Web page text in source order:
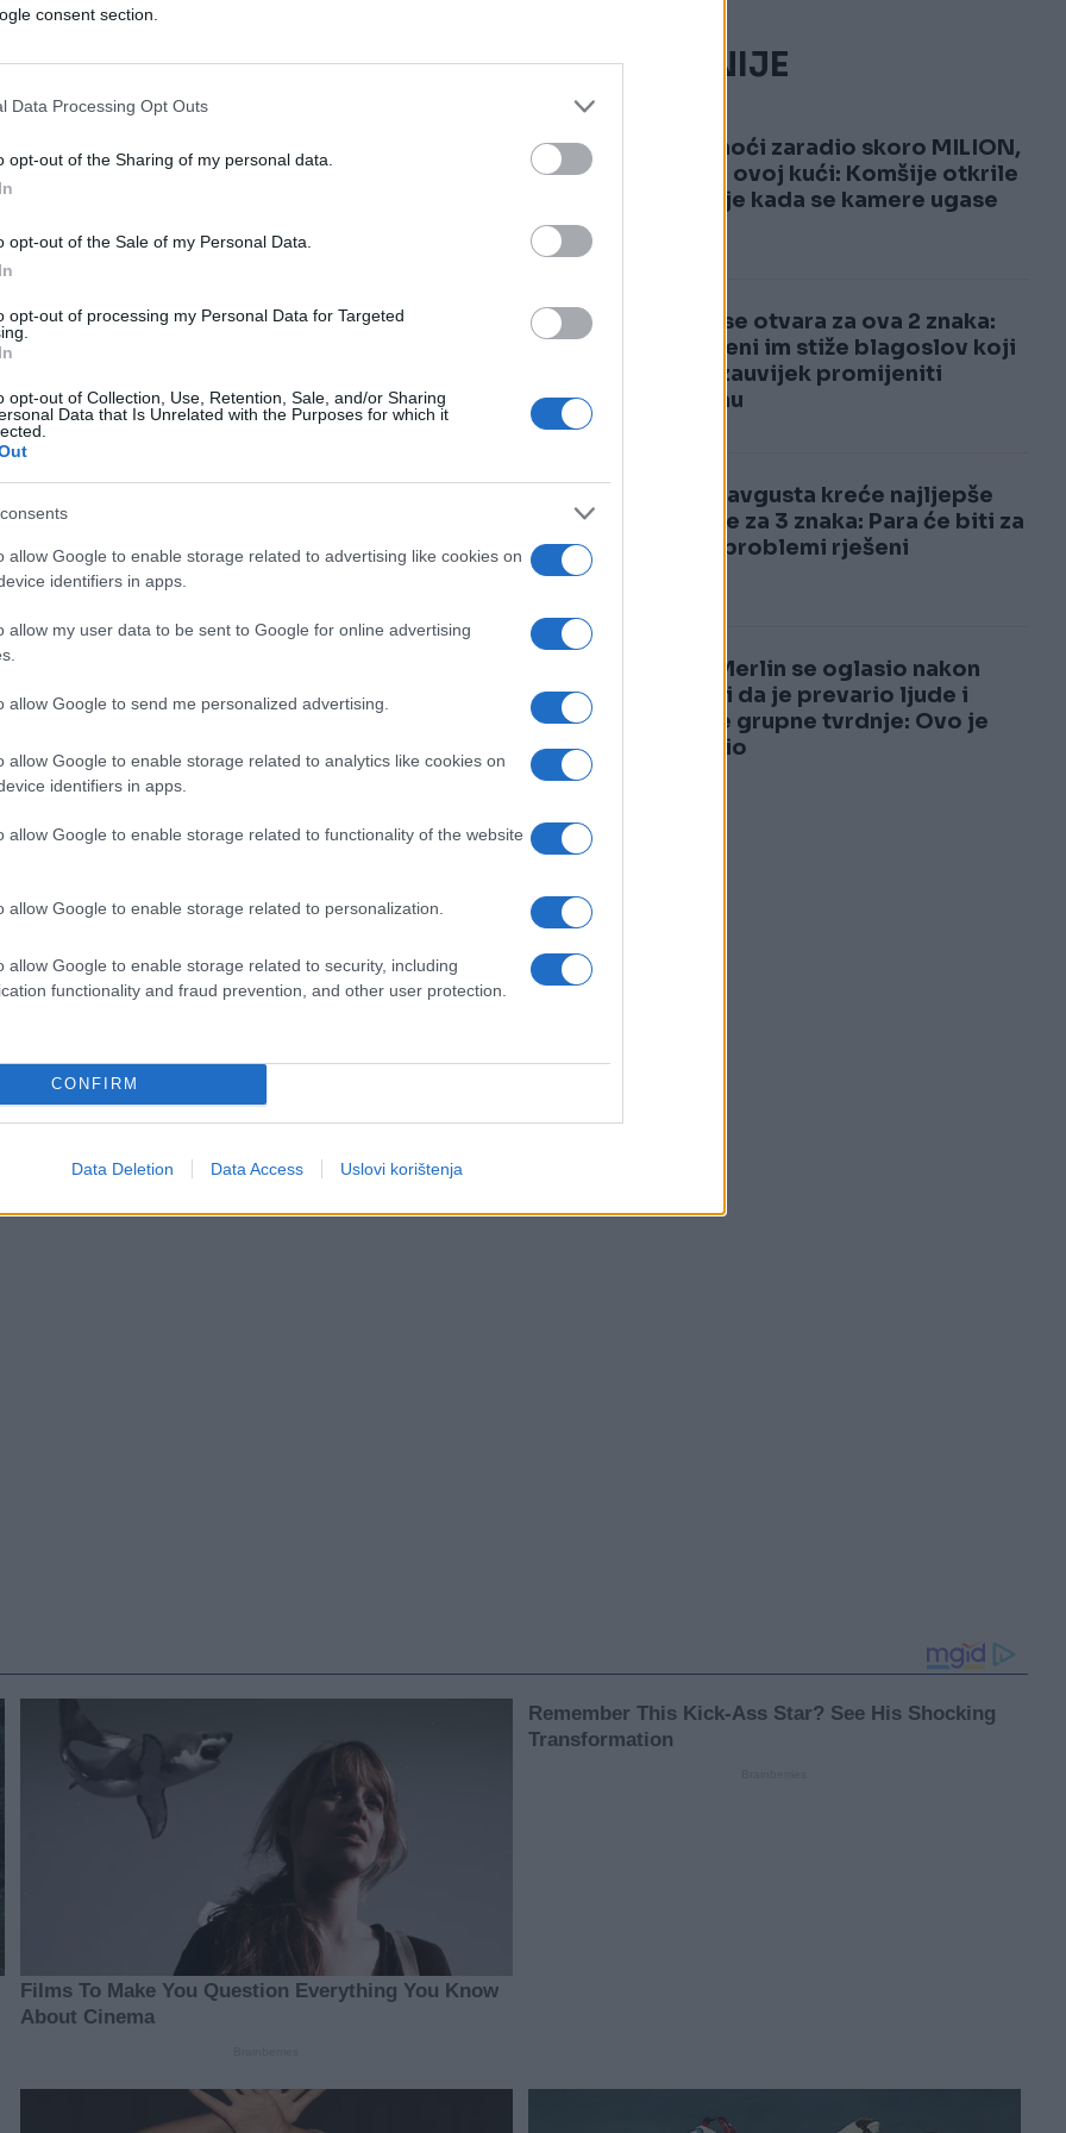
consent section.
Data Processing Opt Outs
opt-out of the Sharing of my personal data.
opt-out of the Sale of my Personal Data.
opt-out of processing my Personal Data for Targeted
opt-out of Collection, Use, Retention, Sale, and/or Sharing
Data that Is Unrelated with the Purposes for which it
allow Google to enable storage related to advertising like cookies on
identifiers in apps.
allow my user data to be sent to Google for online advertising
allow Google to send me personalized advertising.
allow Google to enable storage related to analytics like cookies on
identifiers in apps.
allow Google to enable storage related to functionality of the website
allow Google to enable storage related to personalization.
allow Google to enable storage related to security, including
functionality and fraud prevention, and other user protection.
CONFIRM
Data Deletion Data Access Uslovi korištenja
donosio stres i neizvjesnost. Ako ste imali
vam neko duguje, do kraja mjeseca dolazi
više nećete morati da razmišljate o svakom
vraća i vjera da pravda ipak postoji. Ovaj
poziv ili neočekivanu vijest — ali će
ponovo se pojavljuje, neko vas
vi toga niste ni svjesni.
se vraća kroz nove prilike i lijepe događaje.
rečenica da vam život krene putem kojem ste
da se prepustite i vjerujete procesu.
onda kada sreća pokuca na vrata. Mnogi ljudi
dobro da bi bilo istinito“.
koji su vam pomogli i ne otkrivajte svima
niste čuli i da proslavite čak i najmanju
nebeska zaštita, a ispred vas vrata koja se
NAJČITANIJE
1
Za tri noći zaradio skoro MILION,
a živi u ovoj kući: Komšije otkrile
kakav je kada se kamere ugase
2
Nebo se otvara za ova 2 znaka:
Do jeseni im stiže blagoslov koji
će im zauvijek promijeniti
sudbinu
3
Od 15. avgusta kreće najljepše
vrijeme za 3 znaka: Para će biti za
sve, a problemi rješeni
4
Dino Merlin se oglasio nakon
tvrdnji da je prevario ljude i
najave grupne tvrdnje: Ovo je
poručio